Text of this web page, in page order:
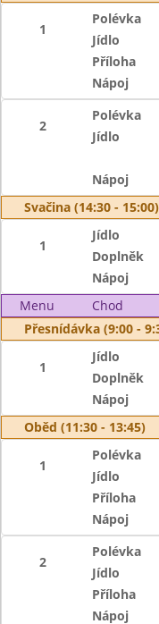
1
Polévka
Jídlo
Příloha
Nápoj
2
Polévka
Jídlo
Nápoj
Svačina (14:30 - 15:00)
1
Jídlo
Doplněk
Nápoj
Menu
Chod
Přesnídávka (9:00 -
1
Jídlo
Doplněk
Nápoj
Oběd (11:30 - 13:45)
1
Polévka
Jídlo
Příloha
Nápoj
2
Polévka
Jídlo
Příloha
Nápoj